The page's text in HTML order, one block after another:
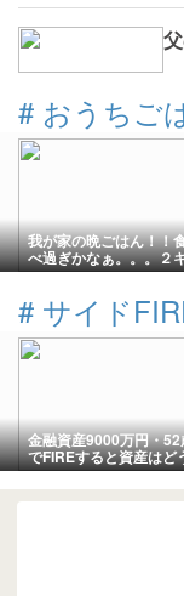
# おうちご
我が家の晩ごはん！！
べ過ぎかなぁ。。。２
ロ増量していた事が判
# サイド
金融資産9000万円・52
でFIREすると資産はど
なる？｜あーくん式
シミュレーターで実例
証